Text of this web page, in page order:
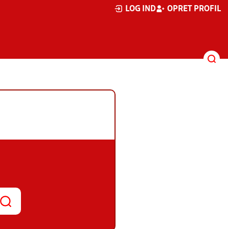
LOG IND OPRET PROFIL